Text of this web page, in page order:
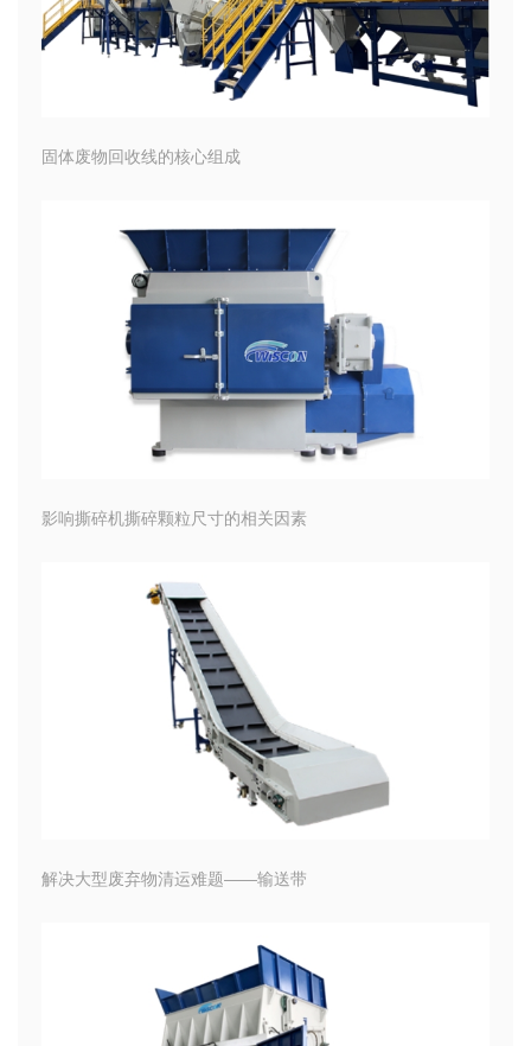
固体废物回收线的核心组成
影响撕碎机撕碎颗粒尺寸的相关因素
解决大型废弃物清运难题——输送带